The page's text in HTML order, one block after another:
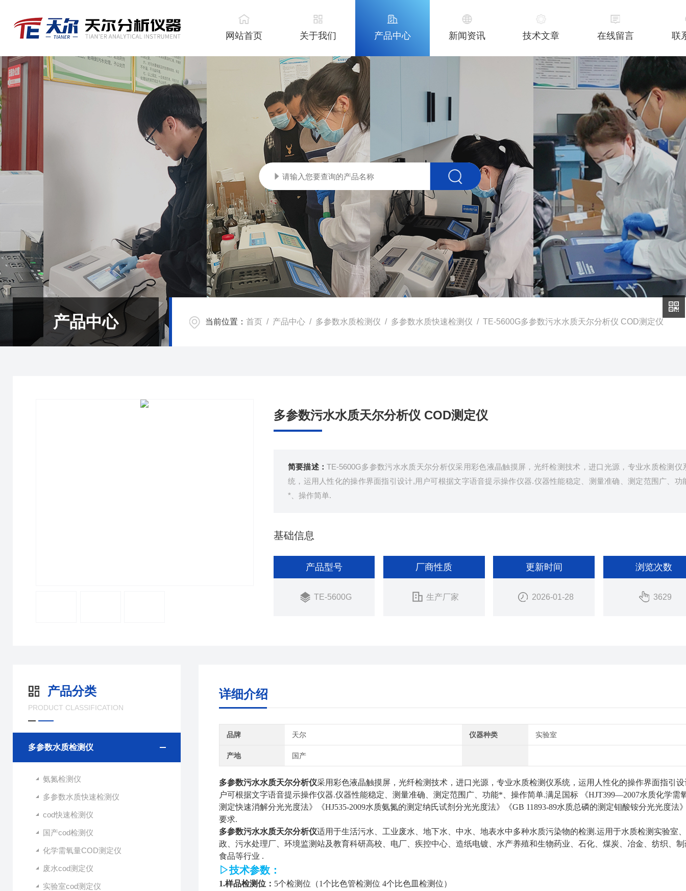
网站首页 关于我们 产品中心 新闻资讯 技术文章 在线留言 联
产品中心 当前位置： 首页 / 产品中心 / 多参数水质检测仪 / 多参数水质快速检测仪 / TE-5600G多参数污水水质天尔分析仪 COD测定仪
多参数污水水质天尔分析仪 COD测定仪
简要描述： TE-5600G多参数污水水质天尔分析仪采用彩色液晶触摸屏，光纤检测技术，进口光源，专业水质检测仪
统，运用人性化的操作界面指引设计,用户可根据文字语音提示操作仪器.仪器性能稳定、测量准确、测定范围广、功
*、操作简单.
基础信息
产品型号
TE-5600G
厂商性质
生产厂家
更新时间
2026-01-28
浏览次数
3629
产品分类
PRODUCT CLASSIFICATION
多参数水质检测仪
氨氮检测仪
多参数水质快速检测仪
cod快速检测仪
国产cod检测仪
化学需氧量COD测定仪
废水cod测定仪
实验室cod测定仪
详细介绍
品牌 天尔 仪器种类 实验室
产地 国产
多参数污水水质天尔分析仪采用彩色液晶触摸屏，光纤检测技术，进口光源，专业水质检测仪系统，运用人性化的操作界面指引设
户可根据文字语音提示操作仪器.仪器性能稳定、测量准确、测定范围广、功能*、操作简单.满足国标 《HJT399—2007水质化学需
测定快速消解分光光度法》《HJ535-2009水质氨氮的测定纳氏试剂分光光度法》《GB 11893-89水质总磷的测定钼酸铵分光光度法
要求.
多参数污水水质天尔分析仪适用于生活污水、工业废水、地下水、中水、地表水中多种水质污染物的检测.运用于水质检测实验室
政、污水处理厂、环境监测站及教育科研高校、电厂、疾控中心、造纸电镀、水产养殖和生物药业、石化、煤炭、冶金、纺织、
食品等行业 .
▷技术参数：
1.样品检测位： 5个检测位（1个比色管检测位 4个比色皿检测位）